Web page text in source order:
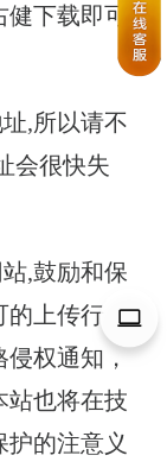
健下载即可
,所以请不
会很快失
,鼓励和保
的上传行
侵权通知，
站也将在技
护的注意义